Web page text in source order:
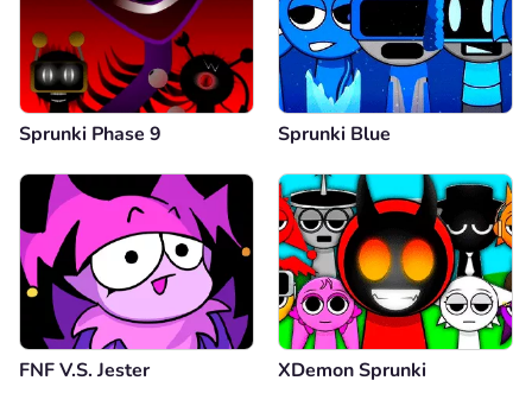
Sprunki Phase 9 Sprunki Blue
FNF V.S. Jester XDemon Sprunki